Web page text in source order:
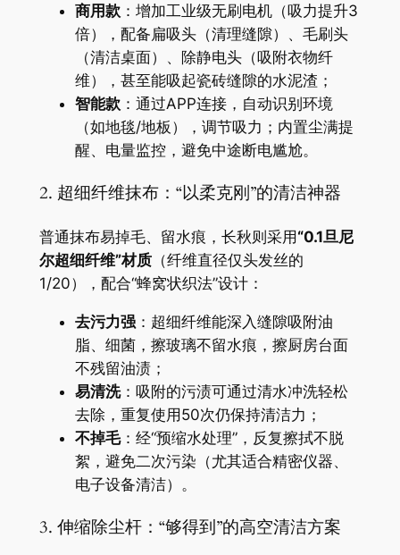
​商用款​​：增加工业级无刷电机（吸力提升3
倍），配备扁吸头（清理缝隙）、毛刷头
（清洁桌面）、除静电头（吸附衣物纤
维），甚至能吸起瓷砖缝隙的水泥渣；
​智能款​​：通过APP连接，自动识别环境
（如地毯/地板），调节吸力；内置尘满提
醒、电量监控，避免中途断电尴尬。
2. 超细纤维抹布：“以柔克刚”的清洁神器
普通抹布易掉毛、留水痕，长秋则采用​ ​“0.1旦尼
尔超细纤维”材质​​（纤维直径仅头发丝的
1/20），配合“蜂窝状织法”设计：
​去污力强​​：超细纤维能深入缝隙吸附油
脂、细菌，擦玻璃不留水痕，擦厨房台面
不残留油渍；
​易清洗​​：吸附的污渍可通过清水冲洗轻松
去除，重复使用50次仍保持清洁力；
​不掉毛​​：经“预缩水处理”，反复擦拭不脱
絮，避免二次污染（尤其适合精密仪器、
电子设备清洁）。
3. 伸缩除尘杆：“够得到”的高空清洁方案